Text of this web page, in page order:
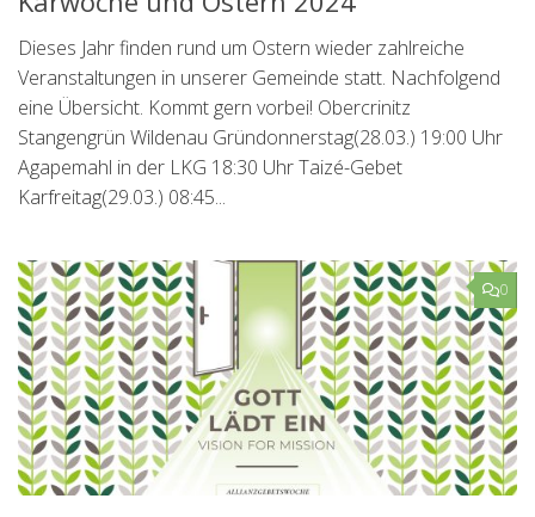
Dieses Jahr finden rund um Ostern wieder zahlreiche
Veranstaltungen in unserer Gemeinde statt. Nachfolgend
eine Übersicht. Kommt gern vorbei! Obercrinitz
Stangengrün Wildenau Gründonnerstag(28.03.) 19:00 Uhr
Agapemahl in der LKG 18:30 Uhr Taizé-Gebet
Karfreitag(29.03.) 08:45...
0